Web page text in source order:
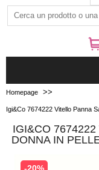
Homepage >>
Igi&Co 7674222 Vitello Panna
IGI&CO
DONNA IN